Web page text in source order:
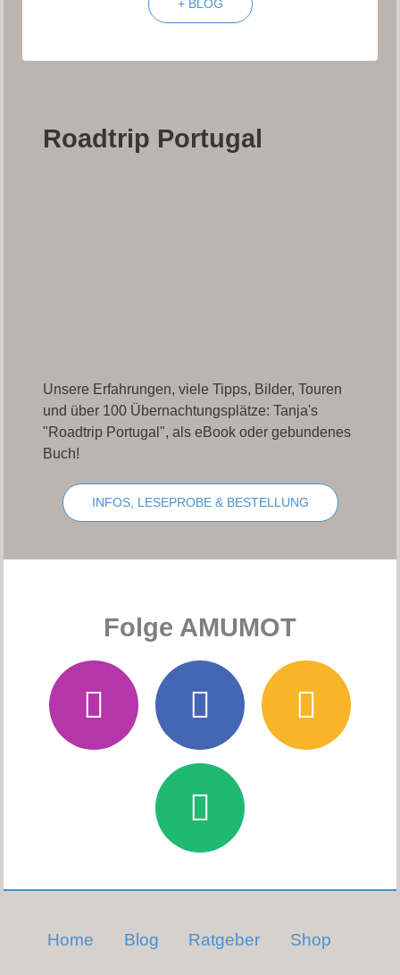
+ BLOG
Roadtrip Portugal
Unsere Erfahrungen, viele Tipps, Bilder, Touren
und über 100 Übernachtungsplätze: Tanja's
"Roadtrip Portugal", als eBook oder gebundenes
Buch!
INFOS, LESEPROBE & BESTELLUNG
Folge AMUMOT
Home Blog Ratgeber Shop